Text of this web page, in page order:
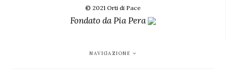
© 2021 Orti di Pace
Fondato daPia Pera
NAVIGAZIONE